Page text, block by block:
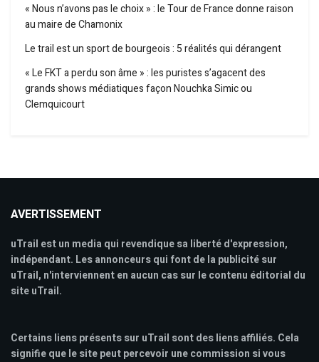
« Nous n’avons pas le choix » : le Tour de France donne raison
au maire de Chamonix
Le trail est un sport de bourgeois : 5 réalités qui dérangent
« Le FKT a perdu son âme » : les puristes s’agacent des
grands shows médiatiques façon Nouchka Simic ou
Clemquicourt
AVERTISSEMENT
uTrail est un media qui revendique sa liberté d'expression,
indépendant. Les annonceurs qui font de la publicité sur
uTrail, n'interviennent en aucun cas sur le contenu éditorial du
site uTrail.
Certains liens présents sur uTrail sont des liens affiliés. Cela
signifie que le site peut percevoir une commission si vous